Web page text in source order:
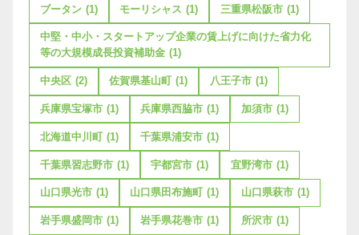
ブータン (1) モーリシャス (1) 三重県松阪市 (1)
中堅・中小・スタートアップ企業の賃上げに向けた省力化
等の大規模成長投資補助金 (1)
中央区 (2) 佐賀県基山町 (1) 八王子市 (1)
兵庫県宝塚市 (1) 兵庫県西脇市 (1) 加須市 (1)
北海道中川町 (1) 千葉県浦安市 (1)
千葉県習志野市 (1) 宇都宮市 (1) 宜野湾市 (1)
山口県光市 (1) 山口県田布施町 (1) 山口県萩市 (1)
岩手県盛岡市 (1) 岩手県花巻市 (1) 所沢市 (1)